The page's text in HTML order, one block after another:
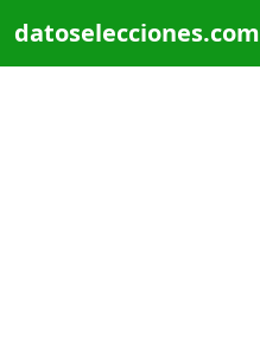
datoselecciones.com